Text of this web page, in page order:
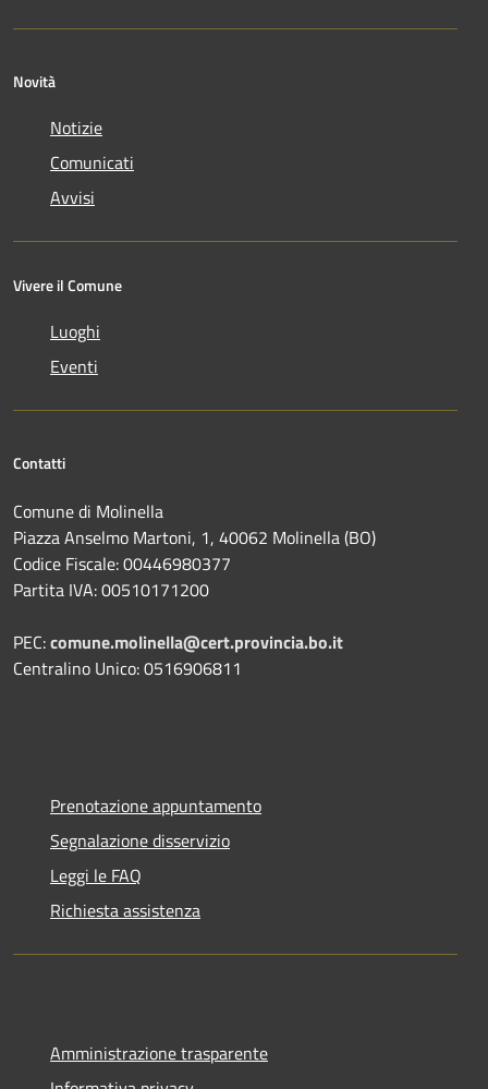
Novità
Notizie
Comunicati
Avvisi
Vivere il Comune
Luoghi
Eventi
Contatti
Comune di Molinella
Piazza Anselmo Martoni, 1, 40062 Molinella (BO)
Codice Fiscale: 00446980377
Partita IVA: 00510171200
PEC:comune.molinella@cert.provincia.bo.it
Centralino Unico: 0516906811
Prenotazione appuntamento
Segnalazione disservizio
Leggi le FAQ
Richiesta assistenza
Amministrazione trasparente